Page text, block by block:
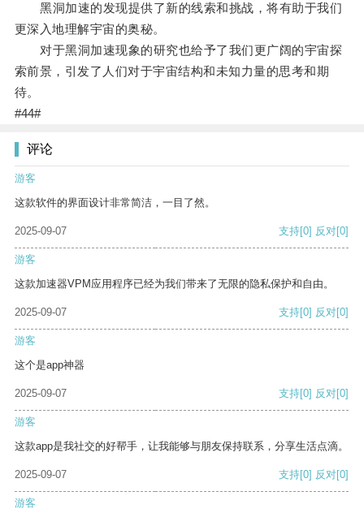
黑洞加速的发现提供了新的线索和挑战，将有助于我们
更深入地理解宇宙的奥秘。
对于黑洞加速现象的研究也给予了我们更广阔的宇宙探
索前景，引发了人们对于宇宙结构和未知力量的思考和期
待。
#44#
评论
游客
这款软件的界面设计非常简洁，一目了然。
2025-09-07 支持[0] 反对[0]
游客
这款加速器VPM应用程序已经为我们带来了无限的隐私保护和自由。
2025-09-07 支持[0] 反对[0]
游客
这个是app神器
2025-09-07 支持[0] 反对[0]
游客
这款app是我社交的好帮手，让我能够与朋友保持联系，分享生活点滴。
2025-09-07 支持[0] 反对[0]
游客